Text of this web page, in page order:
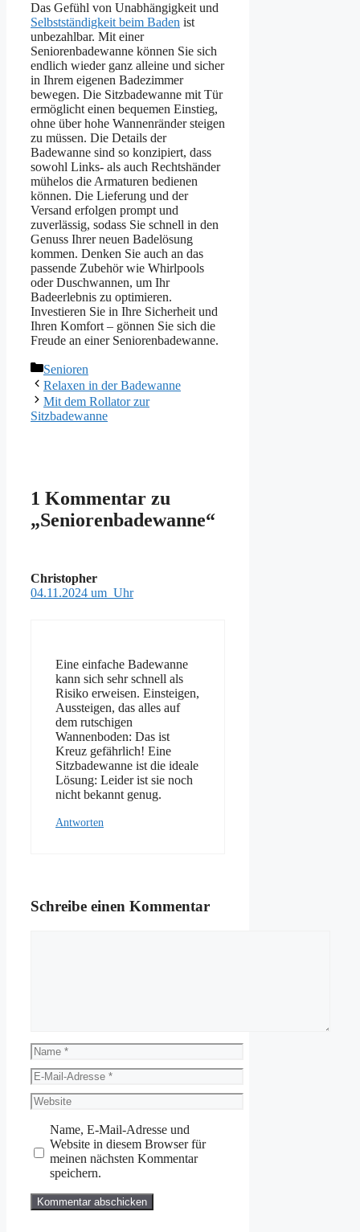
Das Gefühl von Unabhängigkeit und
Selbstständigkeit beim Baden ist
unbezahlbar. Mit einer
Seniorenbadewanne können Sie sich
endlich wieder ganz alleine und sicher
in Ihrem eigenen Badezimmer
bewegen. Die Sitzbadewanne mit Tür
ermöglicht einen bequemen Einstieg,
ohne über hohe Wannenränder steigen
zu müssen. Die Details der
Badewanne sind so konzipiert, dass
sowohl Links- als auch Rechtshänder
mühelos die Armaturen bedienen
können. Die Lieferung und der
Versand erfolgen prompt und
zuverlässig, sodass Sie schnell in den
Genuss Ihrer neuen Badelösung
kommen. Denken Sie auch an das
passende Zubehör wie Whirlpools
oder Duschwannen, um Ihr
Badeerlebnis zu optimieren.
Investieren Sie in Ihre Sicherheit und
Ihren Komfort – gönnen Sie sich die
Freude an einer Seniorenbadewanne.
Kategorien
Senioren
Relaxen in der Badewanne
Mit dem Rollator zur
Sitzbadewanne
1 Kommentar zu
„Seniorenbadewanne“
Christopher
04.11.2024 um Uhr
Eine einfache Badewanne
kann sich sehr schnell als
Risiko erweisen. Einsteigen,
Aussteigen, das alles auf
dem rutschigen
Wannenboden: Das ist
Kreuz gefährlich! Eine
Sitzbadewanne ist die ideale
Lösung: Leider ist sie noch
nicht bekannt genug.
Antworten
Schreibe einen Kommentar
Name
E-
Mail-
Adresse
Website
Name, E-Mail-Adresse und
Website in diesem Browser für
meinen nächsten Kommentar
speichern.